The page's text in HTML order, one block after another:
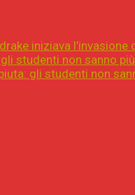
iniziava l’invasione
studenti non sanno
gli studenti non